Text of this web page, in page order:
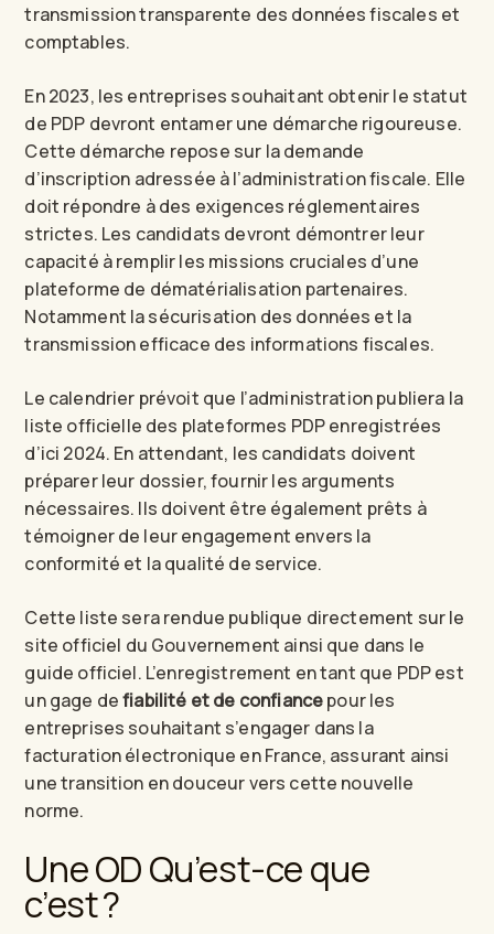
transmission transparente des données fiscales et
comptables.
En 2023, les entreprises souhaitant obtenir le statut
de PDP devront entamer une démarche rigoureuse.
Cette démarche repose sur la demande
d’inscription adressée à l’administration fiscale. Elle
doit répondre à des exigences réglementaires
strictes. Les candidats devront démontrer leur
capacité à remplir les missions cruciales d’une
plateforme de dématérialisation partenaires.
Notamment la sécurisation des données et la
transmission efficace des informations fiscales.
Le calendrier prévoit que l’administration publiera la
liste officielle des plateformes PDP enregistrées
d’ici 2024. En attendant, les candidats doivent
préparer leur dossier, fournir les arguments
nécessaires. Ils doivent être également prêts à
témoigner de leur engagement envers la
conformité et la qualité de service.
Cette liste sera rendue publique directement sur le
site officiel du Gouvernement ainsi que dans le
guide officiel. L’enregistrement en tant que PDP est
un gage defiabilité et de confiancepour les
entreprises souhaitant s’engager dans la
facturation électronique en France, assurant ainsi
une transition en douceur vers cette nouvelle
norme.
Une OD Qu’est-ce que
c’est ?